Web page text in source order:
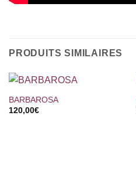
PRODUITS SIMILAIRES
BARBAROSA
120,00€